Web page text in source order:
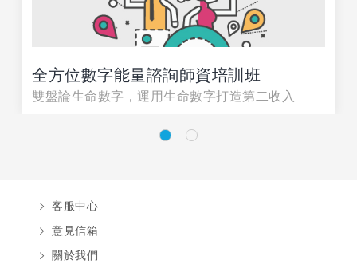
全方位數字能量諮詢師資培訓班
雙盤論生命數字，運用生命數字打造第二收入
客服中心
意見信箱
關於我們